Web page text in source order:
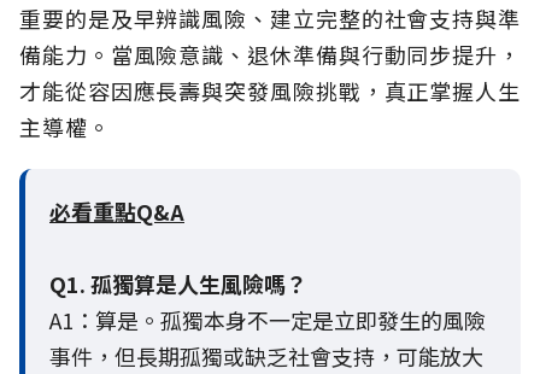
重要的是及早辨識風險、建立完整的社會支持與準
備能力。當風險意識、退休準備與行動同步提升，
才能從容因應長壽與突發風險挑戰，真正掌握人生
主導權。
必看重點Q&A
Q1. 孤獨算是人生風險嗎？
A1：算是。孤獨本身不一定是立即發生的風險
事件，但長期孤獨或缺乏社會支持，可能放大